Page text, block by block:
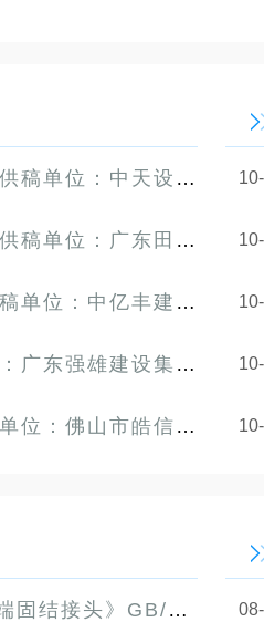
天设计咨询有限公司
东田业建设有限公司
建设集团股份有限公司
雄建设集团有限公司
信达建设工程有限公司
T 5973-2026正式实施！